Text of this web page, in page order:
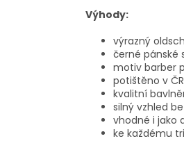
Výhody:
výrazný
černé pánské
motiv barber
potištěno v ČR
kvalitní
silný vzhled
vhodné i jako
ke každému